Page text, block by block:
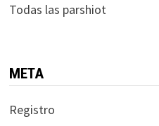
Todas las parshiot
META
Registro